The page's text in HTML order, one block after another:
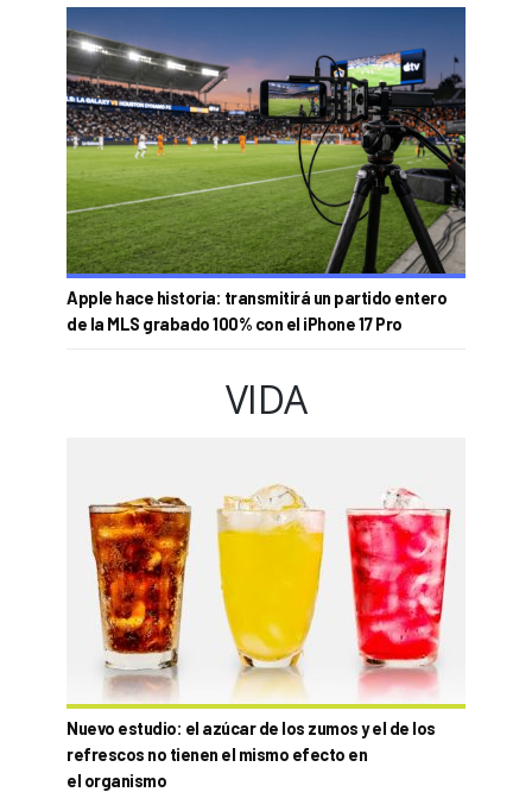
Apple hace historia: transmitirá un partido entero
de la MLS grabado 100% con el iPhone 17 Pro
VIDA
Nuevo estudio: el azúcar de los zumos y el de los
refrescos no tienen el mismo efecto en
el organismo